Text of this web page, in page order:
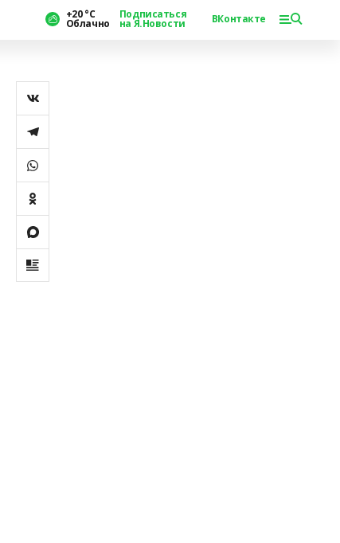
+20 °С
Облачно
Подписаться
на Я.Новости ВКонтакте